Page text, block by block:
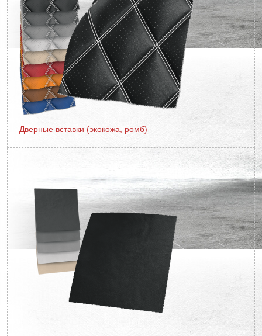
Дверные вставки (экокожа, ромб)